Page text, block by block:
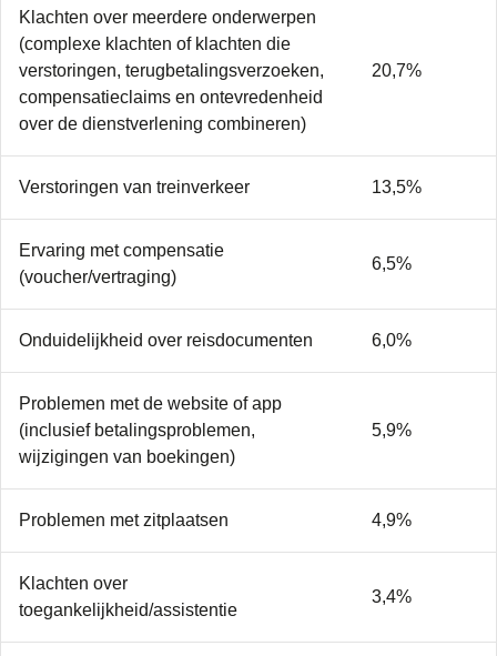
Klachten over meerdere onderwerpen
(complexe klachten of klachten die
verstoringen, terugbetalingsverzoeken,
compensatieclaims en ontevredenheid
over de dienstverlening combineren)
20,7%
Verstoringen van treinverkeer 13,5%
Ervaring met compensatie
(voucher/vertraging)
6,5%
Onduidelijkheid over reisdocumenten 6,0%
Problemen met de website of app
(inclusief betalingsproblemen,
wijzigingen van boekingen)
5,9%
Problemen met zitplaatsen 4,9%
Klachten over
toegankelijkheid/assistentie
3,4%